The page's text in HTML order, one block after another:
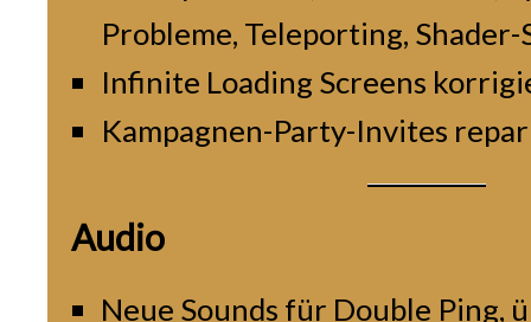
Probleme, Teleporting,
Infinite Loading Screens
Kampagnen-Party-Invites
Audio
Neue Sounds für Double Ping,